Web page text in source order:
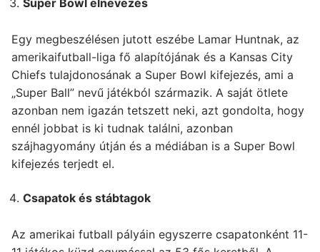
Super Bowl elnevezés
Egy megbeszélésen jutott eszébe Lamar Huntnak, az
amerikaifutball-liga fő alapítójának és a Kansas City
Chiefs tulajdonosának a Super Bowl kifejezés, ami a
„Super Ball” nevű játékból származik. A saját ötlete
azonban nem igazán tetszett neki, azt gondolta, hogy
ennél jobbat is ki tudnak találni, azonban
szájhagyomány útján és a médiában is a Super Bowl
kifejezés terjedt el.
Csapatok és stábtagok
Az amerikai futball pályáin egyszerre csapatonként 11-